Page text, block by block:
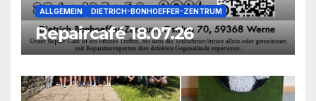
ALLGEMEIN DIETRICH-BONHOEFFER-ZENTRUM
Repaircafé 18.07.26